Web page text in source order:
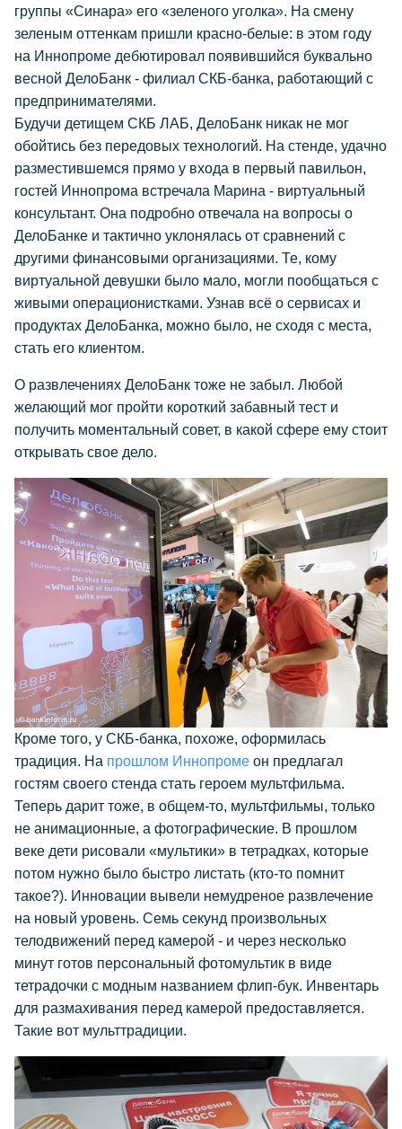
группы «Синара» его «зеленого уголка». На смену
зеленым оттенкам пришли красно-белые: в этом году
на Иннопроме дебютировал появившийся буквально
весной ДелоБанк - филиал СКБ-банка, работающий с
предпринимателями.
Будучи детищем СКБ ЛАБ, ДелоБанк никак не мог
обойтись без передовых технологий. На стенде, удачно
разместившемся прямо у входа в первый павильон,
гостей Иннопрома встречала Марина - виртуальный
консультант. Она подробно отвечала на вопросы о
ДелоБанке и тактично уклонялась от сравнений с
другими финансовыми организациями. Те, кому
виртуальной девушки было мало, могли пообщаться с
живыми операционистками. Узнав всё о сервисах и
продуктах ДелоБанка, можно было, не сходя с места,
стать его клиентом.
О развлечениях ДелоБанк тоже не забыл. Любой
желающий мог пройти короткий забавный тест и
получить моментальный совет, в какой сфере ему стоит
открывать свое дело.
Кроме того, у СКБ-банка, похоже, оформилась
традиция. На прошлом Иннопроме он предлагал
гостям своего стенда стать героем мультфильма.
Теперь дарит тоже, в общем-то, мультфильмы, только
не анимационные, а фотографические. В прошлом
веке дети рисовали «мультики» в тетрадках, которые
потом нужно было быстро листать (кто-то помнит
такое?). Инновации вывели немудреное развлечение
на новый уровень. Семь секунд произвольных
телодвижений перед камерой - и через несколько
минут готов персональный фотомультик в виде
тетрадочки с модным названием флип-бук. Инвентарь
для размахивания перед камерой предоставляется.
Такие вот мульттрадиции.